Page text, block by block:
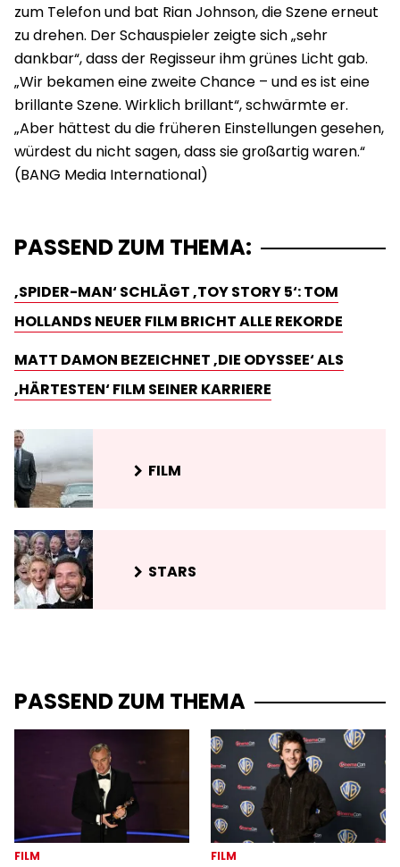
zum Telefon und bat Rian Johnson, die Szene erneut
zu drehen. Der Schauspieler zeigte sich „sehr
dankbar“, dass der Regisseur ihm grünes Licht gab.
„Wir bekamen eine zweite Chance – und es ist eine
brillante Szene. Wirklich brillant“, schwärmte er.
„Aber hättest du die früheren Einstellungen gesehen,
würdest du nicht sagen, dass sie großartig waren.“
PASSEND ZUM THEMA:
‚SPIDER-MAN‘ SCHLÄGT ‚TOY STORY 5‘: TOM
HOLLANDS NEUER FILM BRICHT ALLE REKORDE
MATT DAMON BEZEICHNET ‚DIE ODYSSEE‘ ALS
‚HÄRTESTEN‘ FILM SEINER KARRIERE
FILM
STARS
PASSEND ZUM THEMA
FILM FILM